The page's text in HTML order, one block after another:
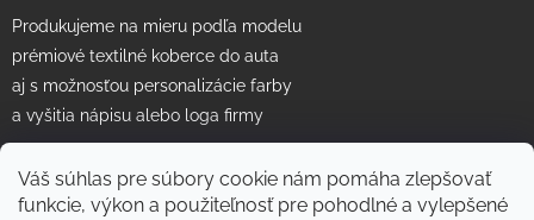
Váš súhlas pre súbory cookie nám pomáha zlepšovať
funkcie, výkon a použiteľnosť pre pohodlné a vylepšené
Produkujeme na mieru podľa modelu
prémiové textilné koberce do auta
aj s možnosťou personalizácie farby
a vyšitia nápisu alebo loga firmy